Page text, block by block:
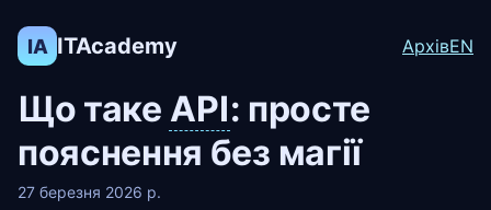
IA ITAcademy АрхівEN
Що таке API: просте
пояснення без магії
27 березня 2026 р.